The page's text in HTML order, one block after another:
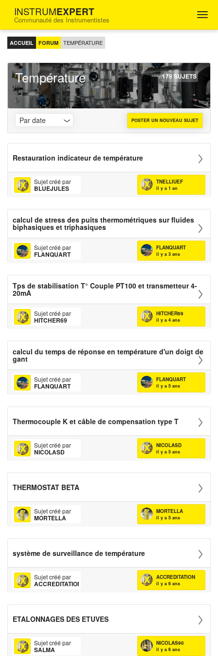
INSTRUMEXPERT
Communauté des Instrumentistes
FORUM
D'ENTRAIDE
POUR
INGÉNIEURS
INSTRUMENTISTES
ACCUEIL FORUM TEMPÉRATURE
Température 179 SUJETS
POSTER UN NOUVEAU SUJET
Restauration indicateur de température
Sujet créé par
BLUEJULES
TNELLIUEF
il y a 1 an
calcul de stress des puits thermométriques sur fluides
biphasiques et triphasiques
Sujet créé par
FLANQUART
FLANQUART
il y a 3 ans
Tps de stabilisation T° Couple PT100 et transmetteur 4-
20mA
Sujet créé par
HITCHER69
HITCHER69
il y a 4 ans
calcul du temps de réponse en température d'un doigt de
gant
Sujet créé par
FLANQUART
FLANQUART
il y a 5 ans
Thermocouple K et câble de compensation type T
Sujet créé par
NICOLASD
NICOLASD
il y a 5 ans
THERMOSTAT BETA
Sujet créé par
MORTELLA
MORTELLA
il y a 5 ans
système de surveillance de température
Sujet créé par
ACCREDITATION
ACCREDITATION
il y a 6 ans
ETALONNAGES DES ETUVES
Sujet créé par
SALMA
NICOLAS90
il y a 6 ans